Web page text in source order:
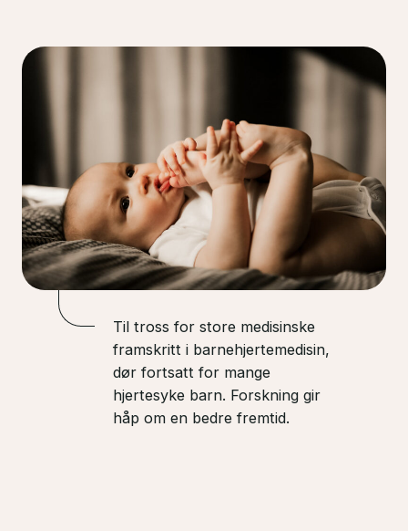
Til tross for store medisinske
framskritt i barnehjertemedisin,
dør fortsatt for mange
hjertesyke barn. Forskning gir
håp om en bedre fremtid.